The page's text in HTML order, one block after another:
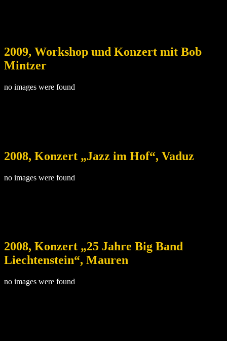
2009, Workshop und Konzert mit Bob
Mintzer
no images were found
2008, Konzert „Jazz im Hof“, Vaduz
no images were found
2008, Konzert „25 Jahre Big Band
Liechtenstein“, Mauren
no images were found